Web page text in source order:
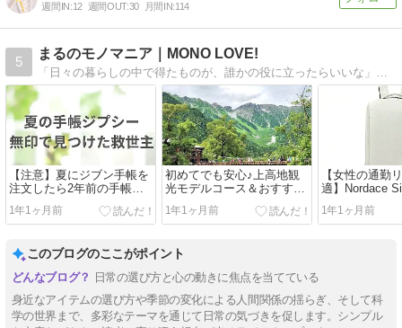
週間IN:12 週間OUT:30 月間IN:114
5
まるのモノマニア｜MONO LOVE!
「日々の暮らしの中で得たものが、誰かの役に立ったらいいな」をモットーに。シンプルライフを目指して奮闘中。
【注意】夏にジブン手帳を
注文したら2年前の手帳だ
った話と、無印で見つけた
救世主
1年1ヶ月前
初めてでも安心♪上高地観
光モデルコース＆おすすめ
カフェ
1年1ヶ月前
【女性の通勤
適】Nordace
レビュー｜軽
れ・多機能リ
1年1ヶ月前
このブログのここがポイント
日常の選び方と心の動きに焦点を当てている
身近なアイテムの選び方や季節の変化による人間関係の揺らぎ、そして科
学の世界まで、多彩なテーマを通じて日常の気づきを促します。シンプル